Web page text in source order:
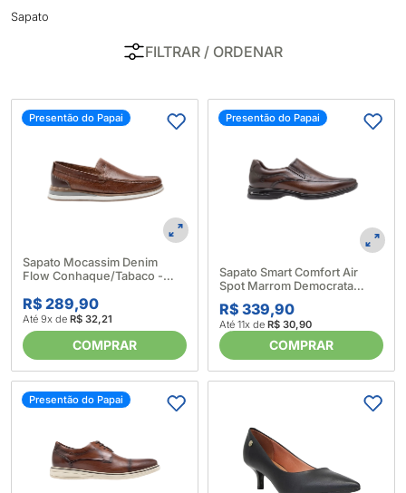
Sapato
FILTRAR / ORDENAR
Presentão do Papai
Sapato Mocassim Denim
Flow Conhaque/Tabaco -
R$ 289,90
Até 9x de R$ 32,21
COMPRAR
Presentão do Papai
Sapato Smart Comfort Air
Spot Marrom Democrata
614019_Marrom
R$ 339,90
Até 11x de R$ 30,90
COMPRAR
Presentão do Papai